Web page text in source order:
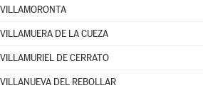
VILLAMORONTA
VILLAMUERA DE LA CUEZA
VILLAMURIEL DE CERRATO
VILLANUEVA DEL REBOLLAR